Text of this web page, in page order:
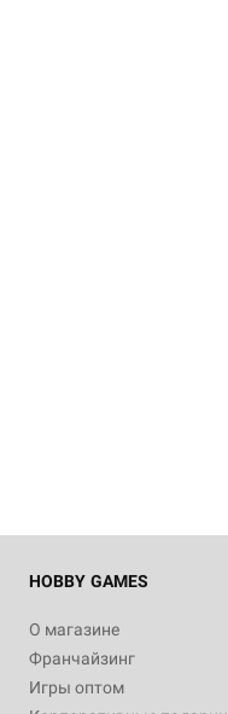
HOBBY GAMES
О магазине
Франчайзинг
Игры оптом